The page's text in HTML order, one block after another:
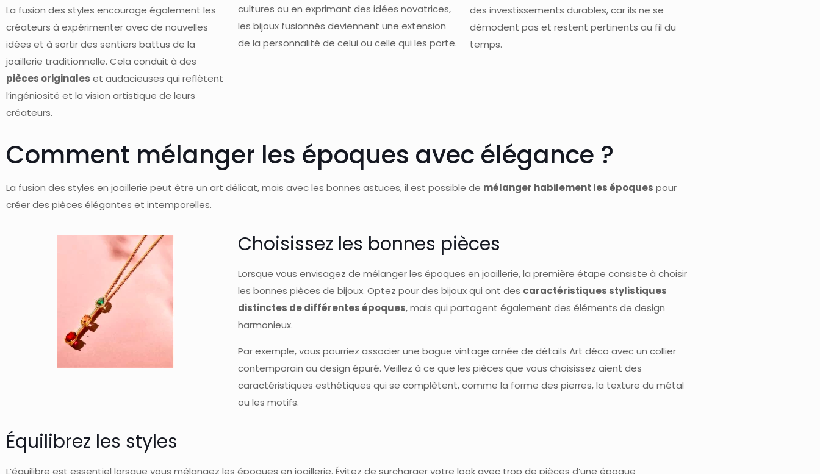
La fusion des styles encourage également les
créateurs à expérimenter avec de nouvelles
idées et à sortir des sentiers battus de la
joaillerie traditionnelle. Cela conduit à des
pièces originales et audacieuses qui reflètent
l’ingéniosité et la vision artistique de leurs
créateurs.
cultures ou en exprimant des idées novatrices,
les bijoux fusionnés deviennent une extension
de la personnalité de celui ou celle qui les porte.
des investissements durables, car ils ne se
démodent pas et restent pertinents au fil du
temps.
Comment mélanger les époques avec élégance ?
La fusion des styles en joaillerie peut être un art délicat, mais avec les bonnes astuces, il est possible de mélanger habilement les époques pour
créer des pièces élégantes et intemporelles.
Choisissez les bonnes pièces
Lorsque vous envisagez de mélanger les époques en joaillerie, la première étape consiste à choisir
les bonnes pièces de bijoux. Optez pour des bijoux qui ont des caractéristiques stylistiques
distinctes de différentes époques, mais qui partagent également des éléments de design
harmonieux.
Par exemple, vous pourriez associer une bague vintage ornée de détails Art déco avec un collier
contemporain au design épuré. Veillez à ce que les pièces que vous choisissez aient des
caractéristiques esthétiques qui se complètent, comme la forme des pierres, la texture du métal
ou les motifs.
Équilibrez les styles
L’équilibre est essentiel lorsque vous mélangez les époques en joaillerie. Évitez de surcharger votre look avec trop de pièces d’une époque